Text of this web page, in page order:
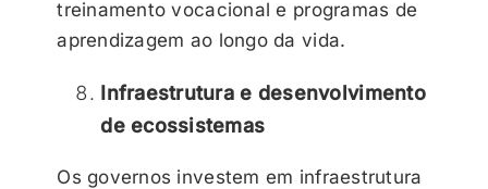
treinamento vocacional e programas de
aprendizagem ao longo da vida.
Infraestrutura e desenvolvimento
de ecossistemas
Os governos investem em infraestrutura